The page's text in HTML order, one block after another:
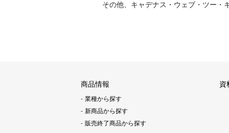
その他、キャデナス・ウェブ・ツー・
商品情報
業種から探す
新商品から探す
販売終了商品から探す
資